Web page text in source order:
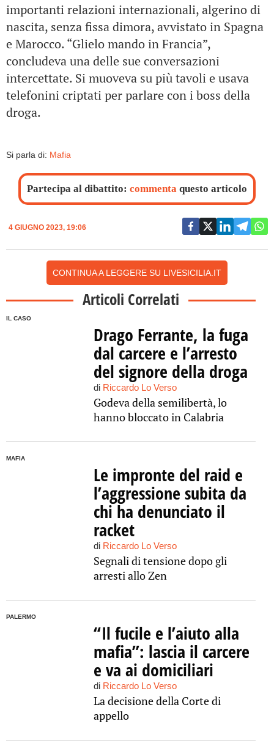
importanti relazioni internazionali, algerino di
nascita, senza fissa dimora, avvistato in Spagna
e Marocco. “Glielo mando in Francia”,
concludeva una delle sue conversazioni
intercettate. Si muoveva su più tavoli e usava
telefonini criptati per parlare con i boss della
droga.
Si parla di: Mafia
Partecipa al dibattito: commenta questo articolo
4 GIUGNO 2023, 19:06
CONTINUA A LEGGERE SU LIVESICILIA.IT
Articoli Correlati
IL CASO
Drago Ferrante, la fuga
dal carcere e l’arresto
del signore della droga
di Riccardo Lo Verso
Godeva della semilibertà, lo
hanno bloccato in Calabria
MAFIA
Le impronte del raid e
l’aggressione subita da
chi ha denunciato il
racket
di Riccardo Lo Verso
Segnali di tensione dopo gli
arresti allo Zen
PALERMO
“Il fucile e l’aiuto alla
mafia”: lascia il carcere
e va ai domiciliari
di Riccardo Lo Verso
La decisione della Corte di
appello